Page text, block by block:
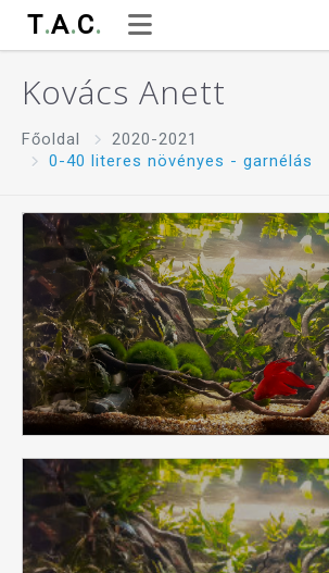
T.A.C.
Kovács Anett
Főoldal
2020-2021
0-40 literes növényes - garnélás